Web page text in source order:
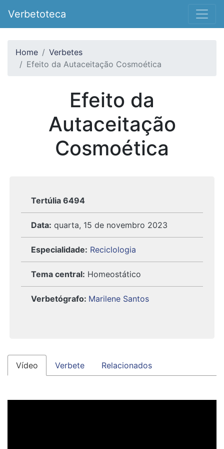
Verbetoteca
Home
Verbetes
Efeito da Autaceitação Cosmoética
Efeito da
Autaceitação
Cosmoética
Tertúlia 6494
Data: quarta, 15 de novembro 2023
Especialidade: Reciclologia
Tema central: Homeostático
Verbetógrafo: Marilene Santos
Vídeo Verbete Relacionados